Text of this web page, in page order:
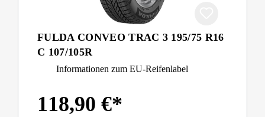
FULDA CONVEO TRAC 3 195/75 R16
C 107/105R
Informationen zum EU-Reifenlabel
118,90 €*